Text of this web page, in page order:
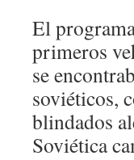
El
primeros
se
soviéticos,
blindados
Soviética